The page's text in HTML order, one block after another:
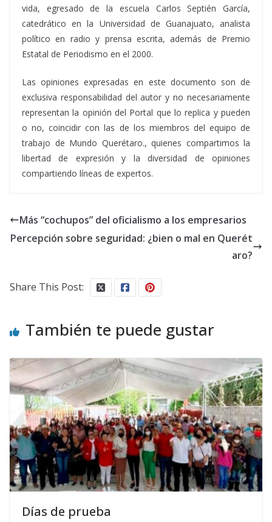
vida, egresado de la escuela Carlos Septién García,
catedrático en la Universidad de Guanajuato, analista
político en radio y prensa escrita, además de Premio
Estatal de Periodismo en el 2000.
Las opiniones expresadas en este documento son de
exclusiva responsabilidad del autor y no necesariamente
representan la opinión del Portal que lo replica y pueden
o no, coincidir con las de los miembros del equipo de
trabajo de Mundo Querétaro., quienes compartimos la
libertad de expresión y la diversidad de opiniones
compartiendo líneas de expertos.
Más “cochupos” del oficialismo a los empresarios
Percepción sobre seguridad: ¿bien o mal en Querét
aro?
Share This Post:
También te puede gustar
Días de prueba